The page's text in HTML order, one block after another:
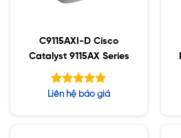
C9115AXI-D Cisco
Catalyst 9115AX Series
Được xếp
Liên hệ báo giá